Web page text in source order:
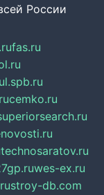
России
fas.ru
cemko.ru
technosaratov.ru
wes-ex.ru
stroy-db.com